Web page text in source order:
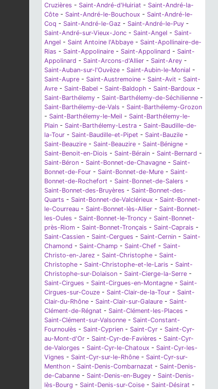
Cruzières - Saint-André-d'Huiriat - Saint-André-la-
Côte - Saint-André-le-Bouchoux - Saint-André-le-
Coq - Saint-André-le-Gaz - Saint-André-le-Puy -
Saint-André-sur-Vieux-Jonc - Saint-Angel - Saint-
Angel - Saint Antoine l'Abbaye - Saint-Apollinaire-de-
Rias - Saint-Appolinaire - Saint-Appolinard - Saint-
Appolinard - Saint-Arcons-d'Allier - Saint-Arey -
Saint-Auban-sur-l'Ouvèze - Saint-Aubin-le-Monial -
Saint-Aupre - Saint-Austremoine - Saint-Avit - Saint-
Avre - Saint-Babel - Saint-Baldoph - Saint-Bardoux -
Saint-Barthélemy - Saint-Barthélemy-de-Séchilienne -
Saint-Barthélemy-de-Vals - Saint-Barthélemy-Grozon
- Saint-Barthélemy-le-Meil - Saint-Barthélemy-le-
Plain - Saint-Barthélemy-Lestra - Saint-Baudille-de-
la-Tour - Saint-Baudille-et-Pipet - Saint-Bauzile -
Saint-Beauzire - Saint-Beauzire - Saint-Bénigne -
Saint-Benoit-en-Diois - Saint-Bérain - Saint-Bernard -
Saint-Béron - Saint-Bonnet-de-Chavagne - Saint-
Bonnet-de-Four - Saint-Bonnet-de-Mure - Saint-
Bonnet-de-Rochefort - Saint-Bonnet-de-Salers -
Saint-Bonnet-des-Bruyères - Saint-Bonnet-des-
Quarts - Saint-Bonnet-de-Valclérieux - Saint-Bonnet-
le-Courreau - Saint-Bonnet-lès-Allier - Saint-Bonnet-
les-Oules - Saint-Bonnet-le-Troncy - Saint-Bonnet-
près-Riom - Saint-Bonnet-Tronçais - Saint-Caprais -
Saint-Cassien - Saint-Cergues - Saint-Cernin - Saint-
Chamond - Saint-Champ - Saint-Chef - Saint-
Christo-en-Jarez - Saint-Christophe - Saint-
Christophe - Saint-Christophe-et-le-Laris - Saint-
Christophe-sur-Dolaison - Saint-Cierge-la-Serre -
Saint-Cirgues - Saint-Cirgues-en-Montagne - Saint-
Cirgues-sur-Couze - Saint-Clair-de-la-Tour - Saint-
Clair-du-Rhône - Saint-Clair-sur-Galaure - Saint-
Clément-de-Régnat - Saint-Clément-les-Places -
Saint-Clément-sur-Valsonne - Saint-Constant-
Fournoulès - Saint-Cyprien - Saint-Cyr - Saint-Cyr-
au-Mont-d'Or - Saint-Cyr-de-Favières - Saint-Cyr-
de-Valorges - Saint-Cyr-le-Chatoux - Saint-Cyr-les-
Vignes - Saint-Cyr-sur-le-Rhône - Saint-Cyr-sur-
Menthon - Saint-Denis-Combarnazat - Saint-Denis-
de-Cabanne - Saint-Denis-en-Bugey - Saint-Denis-
lès-Bourg - Saint-Denis-sur-Coise - Saint-Désirat -